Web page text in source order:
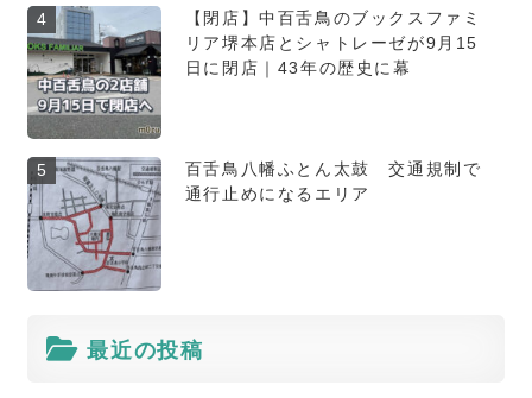
4
【閉店】中百舌鳥のブックスファミ
リア堺本店とシャトレーゼが9月15
日に閉店｜43年の歴史に幕
5
百舌鳥八幡ふとん太鼓 交通規制で
通行止めになるエリア
最近の投稿